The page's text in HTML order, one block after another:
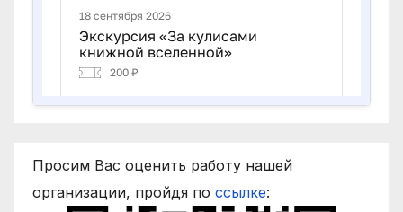
Просим Вас оценить работу нашей
организации, пройдя по ссылке: